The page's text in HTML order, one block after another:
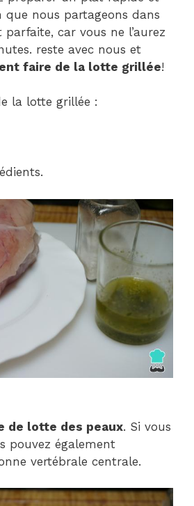
que nous partageons dans
parfaite, car vous ne l’aurez
reste avec nous et
faire de la lotte grillée!
la lotte grillée :
de lotte des peaux. Si vous
pouvez également
vertébrale centrale.